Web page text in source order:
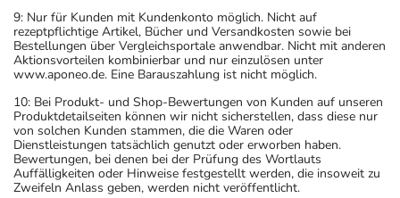
9: Nur für Kunden mit Kundenkonto möglich. Nicht auf
rezeptpflichtige Artikel, Bücher und Versandkosten sowie bei
Bestellungen über Vergleichsportale anwendbar. Nicht mit anderen
Aktionsvorteilen kombinierbar und nur einzulösen unter
www.aponeo.de. Eine Barauszahlung ist nicht möglich.
10: Bei Produkt- und Shop-Bewertungen von Kunden auf unseren
Produktdetailseiten können wir nicht sicherstellen, dass diese nur
von solchen Kunden stammen, die die Waren oder
Dienstleistungen tatsächlich genutzt oder erworben haben.
Bewertungen, bei denen bei der Prüfung des Wortlauts
Auffälligkeiten oder Hinweise festgestellt werden, die insoweit zu
Zweifeln Anlass geben, werden nicht veröffentlicht.